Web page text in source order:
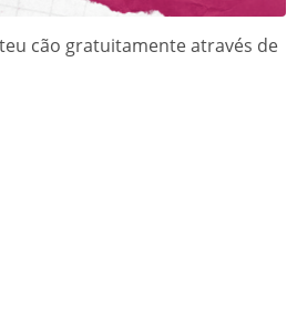
cão gratuitamente através de